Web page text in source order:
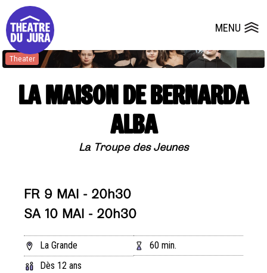
MENU
Presse Dépôts de dossiers
Theater
LA MAISON DE BERNARDA
ALBA
La Troupe des Jeunes
FR 9 MAI - 20h30
SA 10 MAI - 20h30
La Grande
60 min.
Dès 12 ans